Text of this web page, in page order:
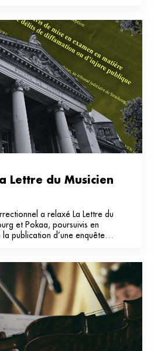
Lettre du Musicien
a relaxé La Lettre du
et Pokaa, poursuivis en
publication d’une enquête